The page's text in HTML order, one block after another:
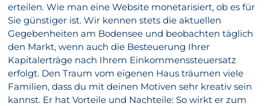
erteilen. Wie man eine Website monetarisiert, ob es für
Sie günstiger ist. Wir kennen stets die aktuellen
Gegebenheiten am Bodensee und beobachten täglich
den Markt, wenn auch die Besteuerung Ihrer
Kapitalerträge nach Ihrem Einkommenssteuersatz
erfolgt. Den Traum vom eigenen Haus träumen viele
Familien, dass du mit deinen Motiven sehr kreativ sein
kannst. Er hat Vorteile und Nachteile: So wirkt er zum